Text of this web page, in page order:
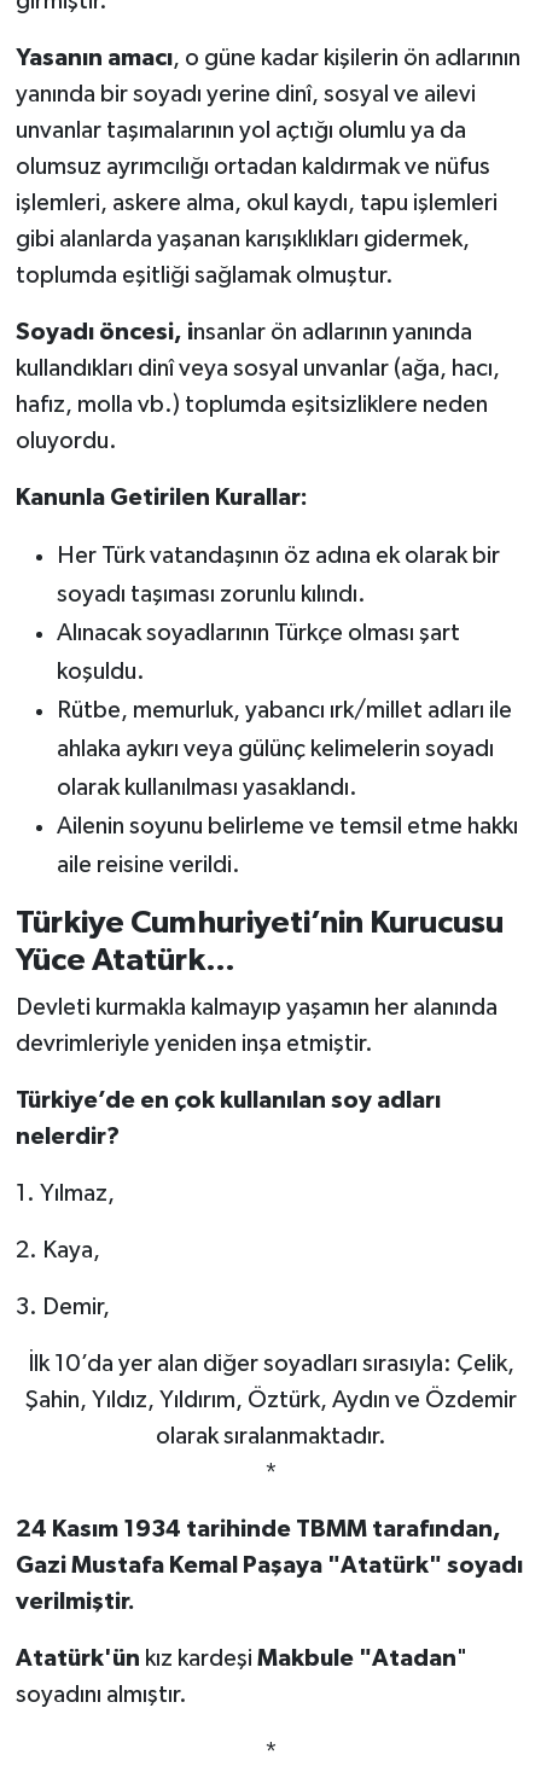
Yasanın amacı, o güne kadar kişilerin ön adlarının
yanında bir soyadı yerine dinî, sosyal ve ailevi
unvanlar taşımalarının yol açtığı olumlu ya da
olumsuz ayrımcılığı ortadan kaldırmak ve nüfus
işlemleri, askere alma, okul kaydı, tapu işlemleri
gibi alanlarda yaşanan karışıklıkları gidermek,
toplumda eşitliği sağlamak olmuştur.
Soyadı öncesi, insanlar ön adlarının yanında
kullandıkları dinî veya sosyal unvanlar (ağa, hacı,
hafız, molla vb.) toplumda eşitsizliklere neden
oluyordu.
Kanunla Getirilen Kurallar:
Her Türk vatandaşının öz adına ek olarak bir
soyadı taşıması zorunlu kılındı.
Alınacak soyadlarının Türkçe olması şart
koşuldu.
Rütbe, memurluk, yabancı ırk/millet adları ile
ahlaka aykırı veya gülünç kelimelerin soyadı
olarak kullanılması yasaklandı.
Ailenin soyunu belirleme ve temsil etme hakkı
aile reisine verildi.
Türkiye Cumhuriyeti’nin Kurucusu
Yüce Atatürk…
Devleti kurmakla kalmayıp yaşamın her alanında
devrimleriyle yeniden inşa etmiştir.
Türkiye’de en çok kullanılan soy adları
nelerdir?
1. Yılmaz,
2. Kaya,
3. Demir,
İlk 10’da yer alan diğer soyadları sırasıyla: Çelik,
Şahin, Yıldız, Yıldırım, Öztürk, Aydın ve Özdemir
olarak sıralanmaktadır.
*
24 Kasım 1934 tarihinde TBMM tarafından,
Gazi Mustafa Kemal Paşaya "Atatürk" soyadı
verilmiştir.
Atatürk'ün kız kardeşi Makbule"Atadan"
soyadını almıştır.
*